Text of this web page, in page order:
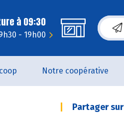
à 09:30
- 19h00
Notre coopérative
Partager sur